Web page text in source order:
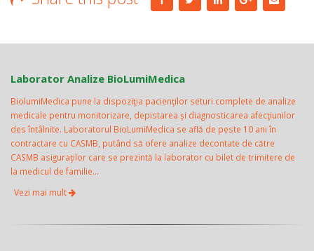
Laborator Analize BioLumiMedica
BiolumiMedica pune la dispoziţia pacienţilor seturi complete de analize
medicale pentru monitorizare, depistarea şi diagnosticarea afecţiunilor
des întâlnite. Laboratorul BioLumiMedica se află de peste 10 ani în
contractare cu CASMB, putând să ofere analize decontate de către
CASMB asiguraţilor care se prezintă la laborator cu bilet de trimitere de
la medicul de familie...
Vezi mai mult